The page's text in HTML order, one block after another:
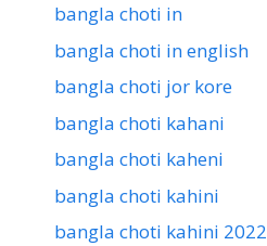
bangla choti in
bangla choti in english
bangla choti jor kore
bangla choti kahani
bangla choti kaheni
bangla choti kahini
bangla choti kahini 2022